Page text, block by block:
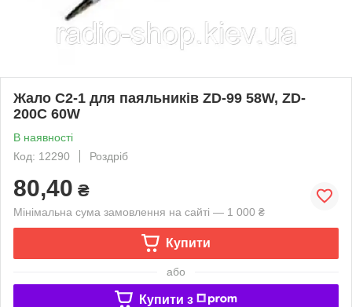
Жало C2-1 для паяльників ZD-99 58W, ZD-
200C 60W
В наявності
Код: 12290
Роздріб
80,40 ₴
Мінімальна сума замовлення на сайті — 1 000 ₴
Купити
або
Купити з